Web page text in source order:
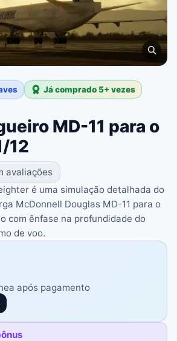
Já comprado 5+ vezes
MD-11 para o
12
avaliações
é uma simulação detalhada do
McDonnell Douglas MD-11 para o
com ênfase na profundidade do
de voo.
após pagamento